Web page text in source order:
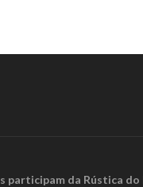
participam da Rústica